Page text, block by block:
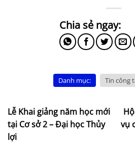
Danh mục: Tin công
Lễ Khai giảng năm học mới
tại Cơ sở 2 – Đại học Thủy
lợi
vụ